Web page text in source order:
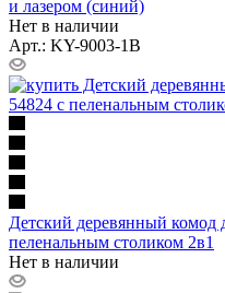
и лазером (синий)
Нет в наличии
Арт.: KY-9003-1B
Детский деревянный комод
пеленальным столиком 2в1
Нет в наличии